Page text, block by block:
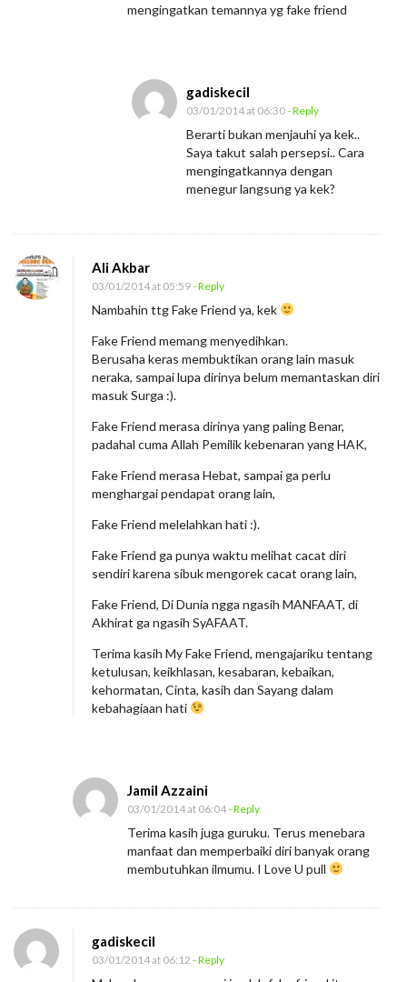
mengingatkan temannya yg fake friend
gadiskecil
03/01/2014 at 06:30- Reply
Berarti bukan menjauhi ya kek..
Saya takut salah persepsi.. Cara
mengingatkannya dengan
menegur langsung ya kek?
Ali Akbar
03/01/2014 at 05:59- Reply
Nambahin ttg Fake Friend ya, kek
Fake Friend memang menyedihkan.
Berusaha keras membuktikan orang lain masuk
neraka, sampai lupa dirinya belum memantaskan diri
masuk Surga :).
Fake Friend merasa dirinya yang paling Benar,
padahal cuma Allah Pemilik kebenaran yang HAK,
Fake Friend merasa Hebat, sampai ga perlu
menghargai pendapat orang lain,
Fake Friend melelahkan hati :).
Fake Friend ga punya waktu melihat cacat diri
sendiri karena sibuk mengorek cacat orang lain,
Fake Friend, Di Dunia ngga ngasih MANFAAT, di
Akhirat ga ngasih SyAFAAT.
Terima kasih My Fake Friend, mengajariku tentang
ketulusan, keikhlasan, kesabaran, kebaikan,
kehormatan, Cinta, kasih dan Sayang dalam
kebahagiaan hati
Jamil Azzaini
03/01/2014 at 06:04- Reply
Terima kasih juga guruku. Terus menebara
manfaat dan memperbaiki diri banyak orang
membutuhkan ilmumu. I Love U pull
gadiskecil
03/01/2014 at 06:12 - Reply